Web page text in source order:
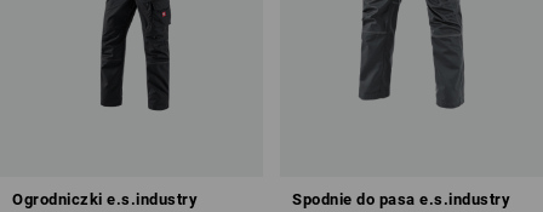
Ogrodniczki e.s.industry Spodnie do pasa e.s.industry